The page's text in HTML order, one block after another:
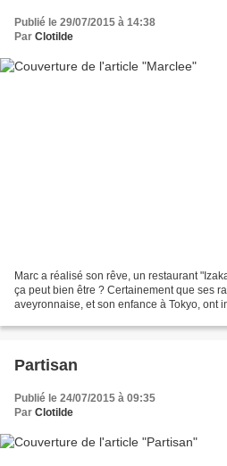
Publié le 29/07/2015 à 14:38
Par Clotilde
Marc a réalisé son rêve, un restaurant
ça peut bien être ? Certainement que ses
aveyronnaise, et son enfance à Tokyo, ont
Partisan
Publié le 24/07/2015 à 09:35
Par Clotilde